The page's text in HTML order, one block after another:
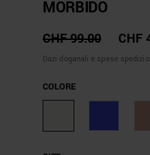
MORBIDO
CHF 99.00 CHF
Dazi doganali e spese
COLORE